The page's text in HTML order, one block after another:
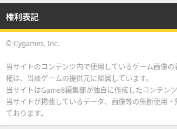
権利表記
© Cygames, Inc.
当サイトのコンテンツ内で使用しているゲーム画像
権は、当該ゲームの提供元に帰属しています。
当サイトはGame8編集部が独自に作成したコンテンツ
当サイトが掲載しているデータ、画像等の無断使用
ております。